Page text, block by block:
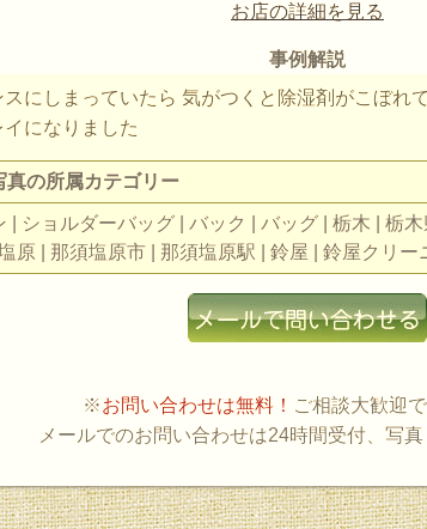
お店の詳細を見る
事例解説
スにしまっていたら 気がつくと除湿剤がこぼれ
イになりました
真の所属カテゴリー
| ショルダーバッグ | バック | バッグ | 栃木 | 栃
塩原 | 那須塩原市 | 那須塩原駅 | 鈴屋 | 鈴屋クリー
※お問い合わせは無料！ ご相談大歓迎
メールでのお問い合わせは24時間受付、写真